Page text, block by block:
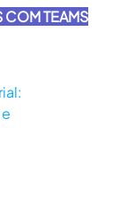
COM TEAMS